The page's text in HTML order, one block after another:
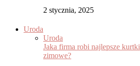
2 stycznia, 2025
Uroda
Uroda
Jaka firma robi najlepsze kurtki
zimowe?